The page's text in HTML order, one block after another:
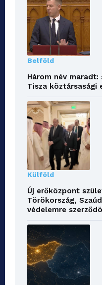
Belföld
Három név
Tisza köztársasági
Külföld
Új erőközpont
Törökország,
védelemre